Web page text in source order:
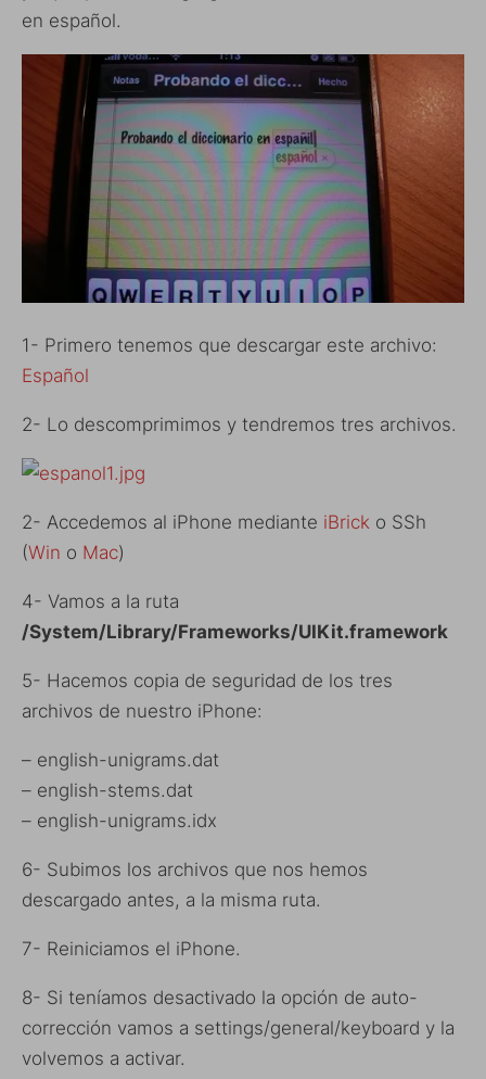
en español.
1- Primero tenemos que descargar este archivo:
Español
2- Lo descomprimimos y tendremos tres archivos.
2- Accedemos al iPhone mediante iBrick o SSh
(Win o Mac)
4- Vamos a la ruta
/System/Library/Frameworks/UIKit.framework
5- Hacemos copia de seguridad de los tres
archivos de nuestro iPhone:
– english-unigrams.dat
– english-stems.dat
– english-unigrams.idx
6- Subimos los archivos que nos hemos
descargado antes, a la misma ruta.
7- Reiniciamos el iPhone.
8- Si teníamos desactivado la opción de auto-
corrección vamos a settings/general/keyboard y la
volvemos a activar.